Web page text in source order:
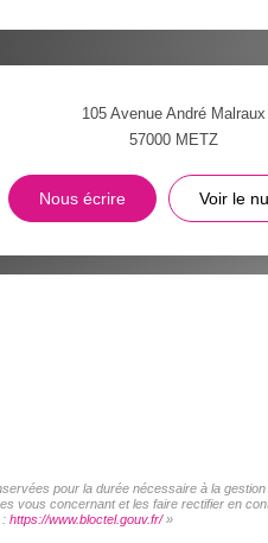
105 Avenue André Malraux
57000 METZ
Nous écrire Voir le
pour la durée nécessaire à la
vous concernant et les faire rectifier en
: https://www.bloctel.gouv.fr/»